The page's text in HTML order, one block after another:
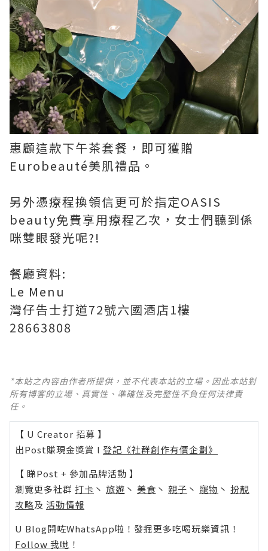
惠顧這款下午茶套餐，即可獲贈
Eurobeauté美肌禮品。
另外憑療程換領信更可於指定OASIS
beauty免費享用療程乙次，女士們聽到係
咪雙眼發光呢?!
餐廳資料:
Le Menu
灣仔告士打道72號六國酒店1樓
28663808
*本站之內容由作者所提供，並不代表本站的立場。因此本站對
所有博客的立場、真實性、準確性及完整性不負任何法律責
任。
【 U Creator 招募 】
出Post賺現金獎賞 l 登記《社群創作有價企劃》
【 睇Post + 參加品牌活動 】
瀏覽更多社群 打卡 丶 旅遊 丶 美食 丶 親子 丶 寵物 丶 扮靚
攻略及 活動情報
U Blog開咗WhatsApp啦！發掘更多吃喝玩樂資訊！
Follow 我哋 ！